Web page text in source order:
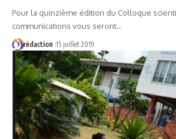
Pour la quinzième édition du Colloque
communications vous seront…
rédaction 15 juillet 2019